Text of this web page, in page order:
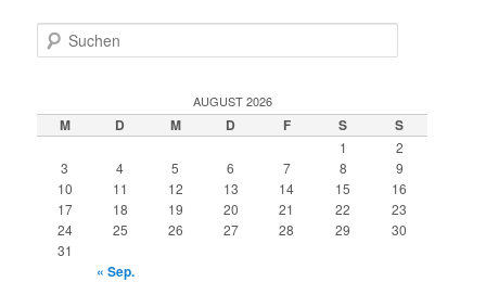
u
e
n
AUGUST 2026
M D M D F S S
1
2
3
4 5 6 7 8
9
10
11 12 13 14 15
16
17
18 19 20 21 22
23
24
25 26 27 28 29
30
31
« Sep.